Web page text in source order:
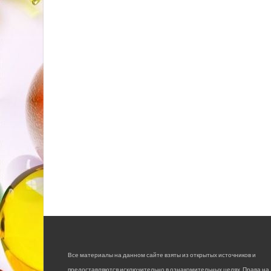
Все материалы на данном сайте взяты из открытых источников и
предоставляются исключительно в ознакомительных целях. Права на